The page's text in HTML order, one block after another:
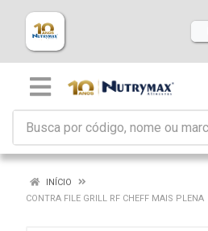
INÍCIO
CONTRA FILE GRILL RF CHEFF MAIS PLENA